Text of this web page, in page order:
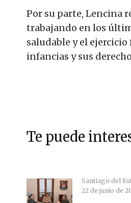
Por su parte, Lencina
trabajando en los
saludable y el
infancias y sus
Te puede
Santiago del
22 de junio de